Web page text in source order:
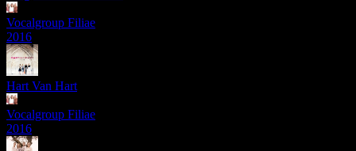
Vocalgroup Filiae
2016
Hart Van Hart
Vocalgroup Filiae
2016